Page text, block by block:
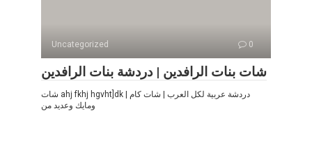
Uncategorized 0
شات بنات الرافدين | دردشة بنات الرافدين
شات ahj fkhj hgvht]dk | دردشة عربية لكل العرب | شات كام
ومايك وعديد من